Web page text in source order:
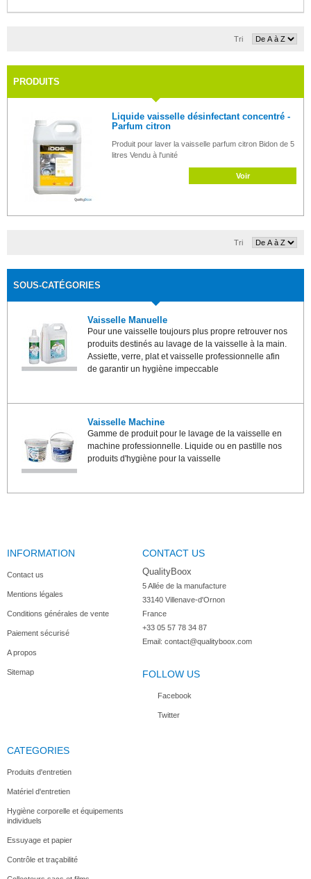
Tri
PRODUITS
Liquide vaisselle désinfectant concentré -
Parfum citron
Produit pour laver la vaisselle parfum citron Bidon de 5
litres Vendu à l'unité
Voir
Tri
SOUS-CATÉGORIES
Vaisselle Manuelle
Pour une vaisselle toujours plus propre retrouver nos
produits destinés au lavage de la vaisselle à la main.
Assiette, verre, plat et vaisselle professionnelle afin
de garantir un hygiène impeccable
Vaisselle Machine
Gamme de produit pour le lavage de la vaisselle en
machine professionnelle. Liquide ou en pastille nos
produits d'hygiène pour la vaisselle
INFORMATION
Contact us
Mentions légales
Conditions générales de vente
Paiement sécurisé
A propos
Sitemap
CONTACT US
QualityBoox
5 Allée de la manufacture
33140 Villenave-d'Ornon
France
+33 05 57 78 34 87
Email: contact@qualityboox.com
FOLLOW US
Facebook
Twitter
CATEGORIES
Produits d'entretien
Matériel d'entretien
Hygiène corporelle et équipements
individuels
Essuyage et papier
Contrôle et traçabilité